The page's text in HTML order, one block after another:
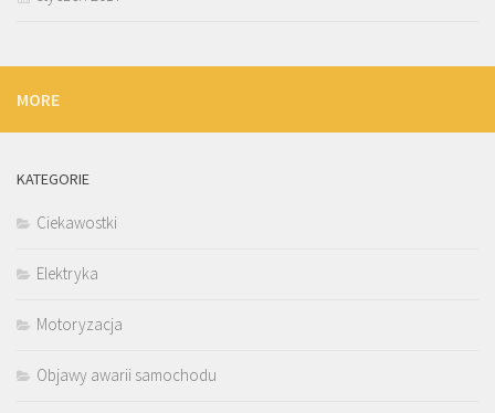
MORE
KATEGORIE
Ciekawostki
Elektryka
Motoryzacja
Objawy awarii samochodu